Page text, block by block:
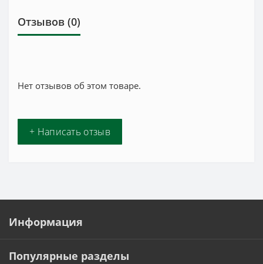
Отзывов (0)
Нет отзывов об этом товаре.
+ Написать отзыв
Информация
Популярные разделы